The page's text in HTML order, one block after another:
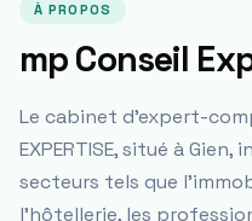
À PROPOS
mp Conseil
Le cabinet d'expert-
EXPERTISE, situé à
secteurs tels que
l'hôtellerie, les